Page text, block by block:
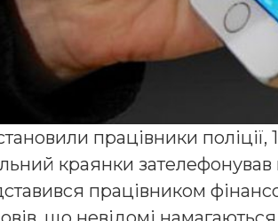
працівники поліції,
краянки зателефонував
працівником